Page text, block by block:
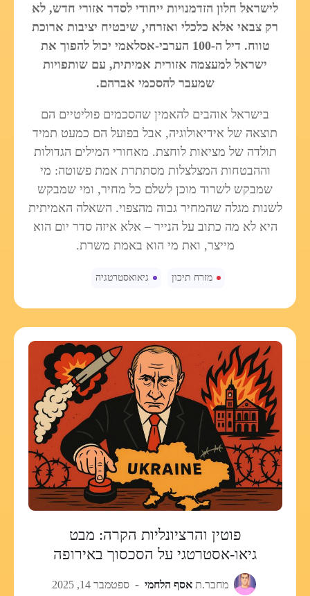
לישראל חלון הזדמנויות ייחודי לסדר אזורי חדש, לא
רק צבאי אלא כלכלי ואזרחי, שיבטיח יציבות ארוכת
טווח. דיל ה-100 הערבי-אסלאמי יכול להפוך את
ישראל למעצמה אזורית אמיתית, עם שותפויות
שמעבר להסכמי אברהם.
בישראל אוהבים להאמין שהסכמים פוליטיים הם
תוצאה של אידיאולוגיה, אבל בפועל הם כמעט תמיד
תולדה של מציאות לוחצת. מאחורי המילים הגדולות
וההבטחות המצלצלות מסתתרת אמת פשוטה: מי
שמבקש לשרוד מוכן לשלם כל מחיר, ומי שמבקש
לשנות מגלה שהמחיר גבוה מהצפוי. השאלה האמיתית
היא לא מה כתוב על הנייר – אלא איזה סדר יום הוא
מייצר, ואת מי הוא באמת משרת.
מזרח תיכון גיאואסטרטגיה
פוטין והרציונליות הקרה: מבט
גיאו-אסטרטגי על הסכסוך באירופה
מחבר.ת אסף הלחמי ספטמבר 14, 2025